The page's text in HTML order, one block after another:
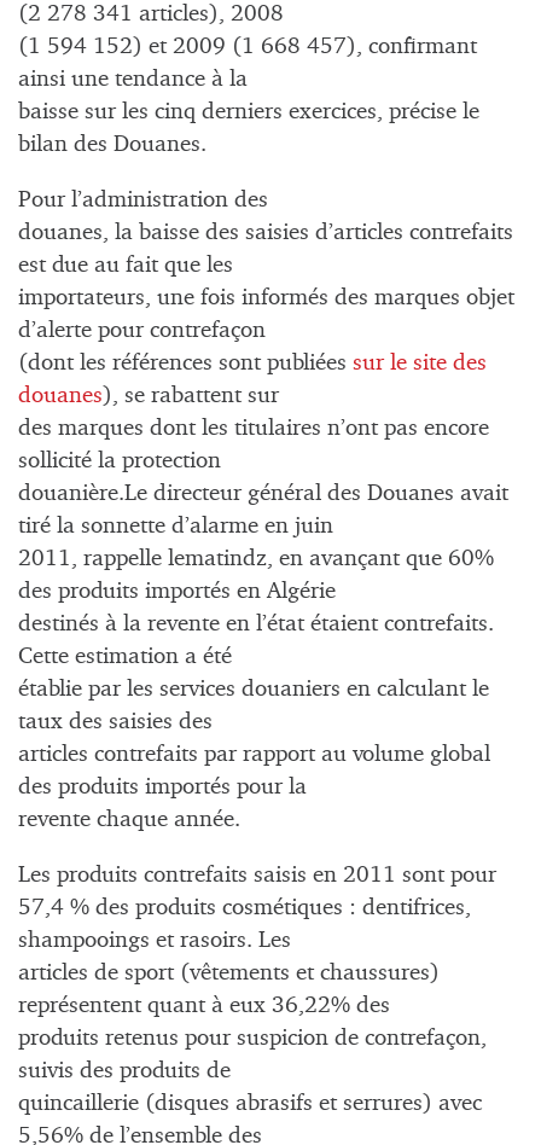
(2 278 341 articles), 2008
(1 594 152) et 2009 (1 668 457), confirmant
ainsi une tendance à la
baisse sur les cinq derniers exercices, précise le
bilan des Douanes.
Pour l’administration des
douanes, la baisse des saisies d’articles contrefaits
est due au fait que les
importateurs, une fois informés des marques objet
d’alerte pour contrefaçon
(dont les références sont publiées sur le site des
douanes), se rabattent sur
des marques dont les titulaires n’ont pas encore
sollicité la protection
douanière.Le directeur général des Douanes avait
tiré la sonnette d’alarme en juin
2011, rappelle lematindz, en avançant que 60%
des produits importés en Algérie
destinés à la revente en l’état étaient contrefaits.
Cette estimation a été
établie par les services douaniers en calculant le
taux des saisies des
articles contrefaits par rapport au volume global
des produits importés pour la
revente chaque année.
Les produits contrefaits saisis en 2011 sont pour
57,4 % des produits cosmétiques : dentifrices,
shampooings et rasoirs. Les
articles de sport (vêtements et chaussures)
représentent quant à eux 36,22% des
produits retenus pour suspicion de contrefaçon,
suivis des produits de
quincaillerie (disques abrasifs et serrures) avec
5,56% de l’ensemble des